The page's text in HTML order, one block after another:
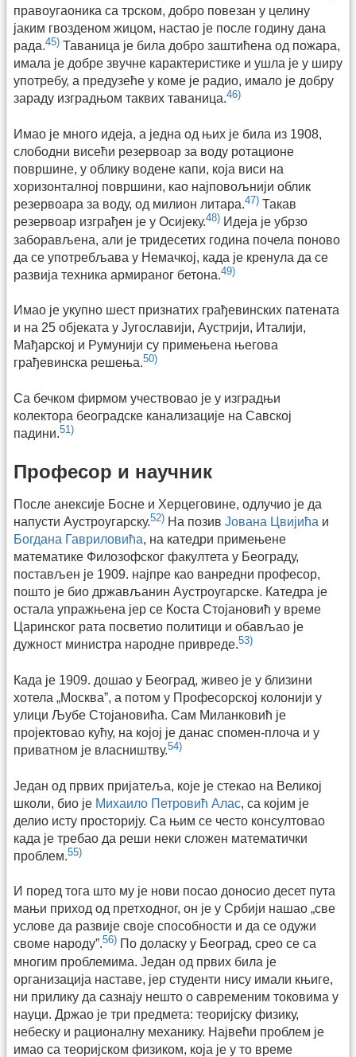
правоугаоника са трском, добро повезан у целину
јаким гвозденом жицом, настао је после годину дана
рада.45) Таваница је била добро заштићена од пожара,
имала је добре звучне карактеристике и ушла је у ширу
употребу, а предузеће у коме је радио, имало је добру
зараду изградњом таквих таваница.46)
Имао је много идеја, а једна од њих је била из 1908,
слободни висећи резервоар за воду ротационе
површине, у облику водене капи, која виси на
хоризонталној површини, као најповољнији облик
резервоара за воду, од милион литара.47) Такав
резервоар изграђен је у Осијеку.48) Идеја је убрзо
заборављена, али је тридесетих година почела поново
да се употребљава у Немачкој, када је кренула да се
развија техника армираног бетона.49)
Имао је укупно шест признатих грађевинских патената
и на 25 објеката у Југославији, Аустрији, Италији,
Мађарској и Румунији су примењена његова
грађевинска решења.50)
Са бечком фирмом учествовао је у изградњи
колектора београдске канализације на Савској
падини.51)
Професор и научник
После анексије Босне и Херцеговине, одлучио је да
напусти Аустроугарску.52) На позив Јована Цвијића и
Богдана Гавриловића, на катедри примењене
математике Филозофског факултета у Београду,
постављен је 1909. најпре као ванредни професор,
пошто је био држављанин Аустроугарске. Катедра је
остала упражњена јер се Коста Стојановић у време
Царинског рата посветио политици и обављао је
дужност министра народне привреде.53)
Када је 1909. дошао у Београд, живео је у близини
хотела „Москва”, а потом у Професорској колонији у
улици Љубе Стојановића. Сам Миланковић је
пројектовао кућу, на којој је данас спомен-плоча и у
приватном је власништву.54)
Један од првих пријатеља, које је стекао на Великој
школи, био је Михаило Петровић Алас, са којим је
делио исту просторију. Са њим се често консултовао
када је требао да реши неки сложен математички
проблем.55)
И поред тога што му је нови посао доносио десет пута
мањи приход од претходног, он је у Србији нашао „све
услове да развије своје способности и да се одужи
своме народу”.56) По доласку у Београд, срео се са
многим проблемима. Један од првих била је
организација наставе, јер студенти нису имали књиге,
ни прилику да сазнају нешто о савременим токовима у
науци. Држао је три предмета: теоријску физику,
небеску и рационалну механику. Највећи проблем је
имао са теоријском физиком, која је у то време